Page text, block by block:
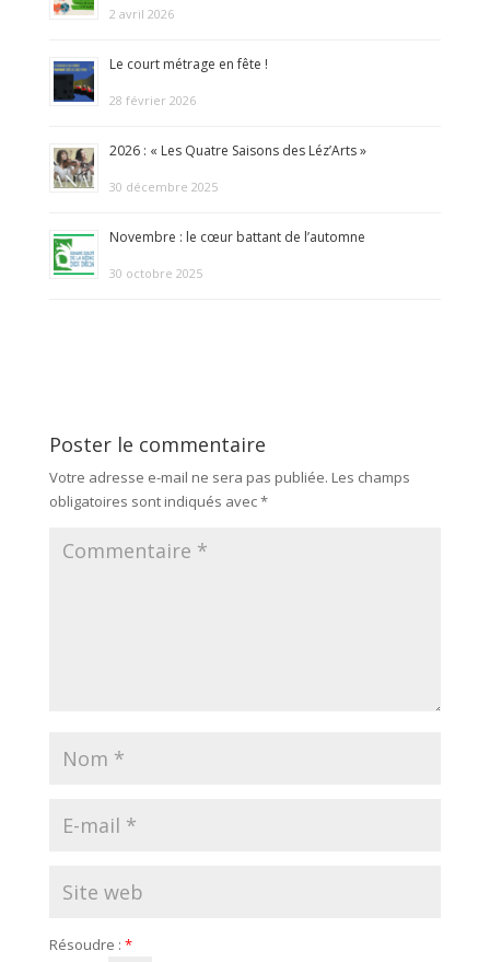
2 avril 2026
Le court métrage en fête !
28 février 2026
2026 : « Les Quatre Saisons des Léz’Arts »
30 décembre 2025
Novembre : le cœur battant de l’automne
30 octobre 2025
Poster le commentaire
Votre adresse e-mail ne sera pas publiée. Les champs
obligatoires sont indiqués avec*
Résoudre : *